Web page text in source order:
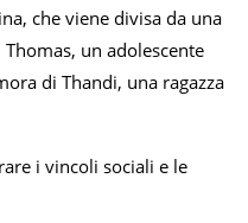
che viene divisa da una
un adolescente
di Thandi, una ragazza
i vincoli sociali e le